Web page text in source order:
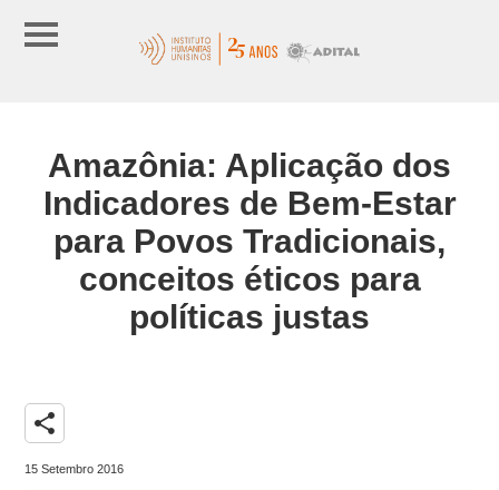
Amazônia: Aplicação dos
Indicadores de Bem-Estar
para Povos Tradicionais,
conceitos éticos para
políticas justas
share
15 Setembro 2016